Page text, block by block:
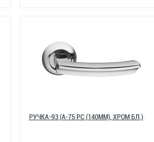
РУЧКА-93 (А-75 РС (140ММ), ХРОМ БЛ.)